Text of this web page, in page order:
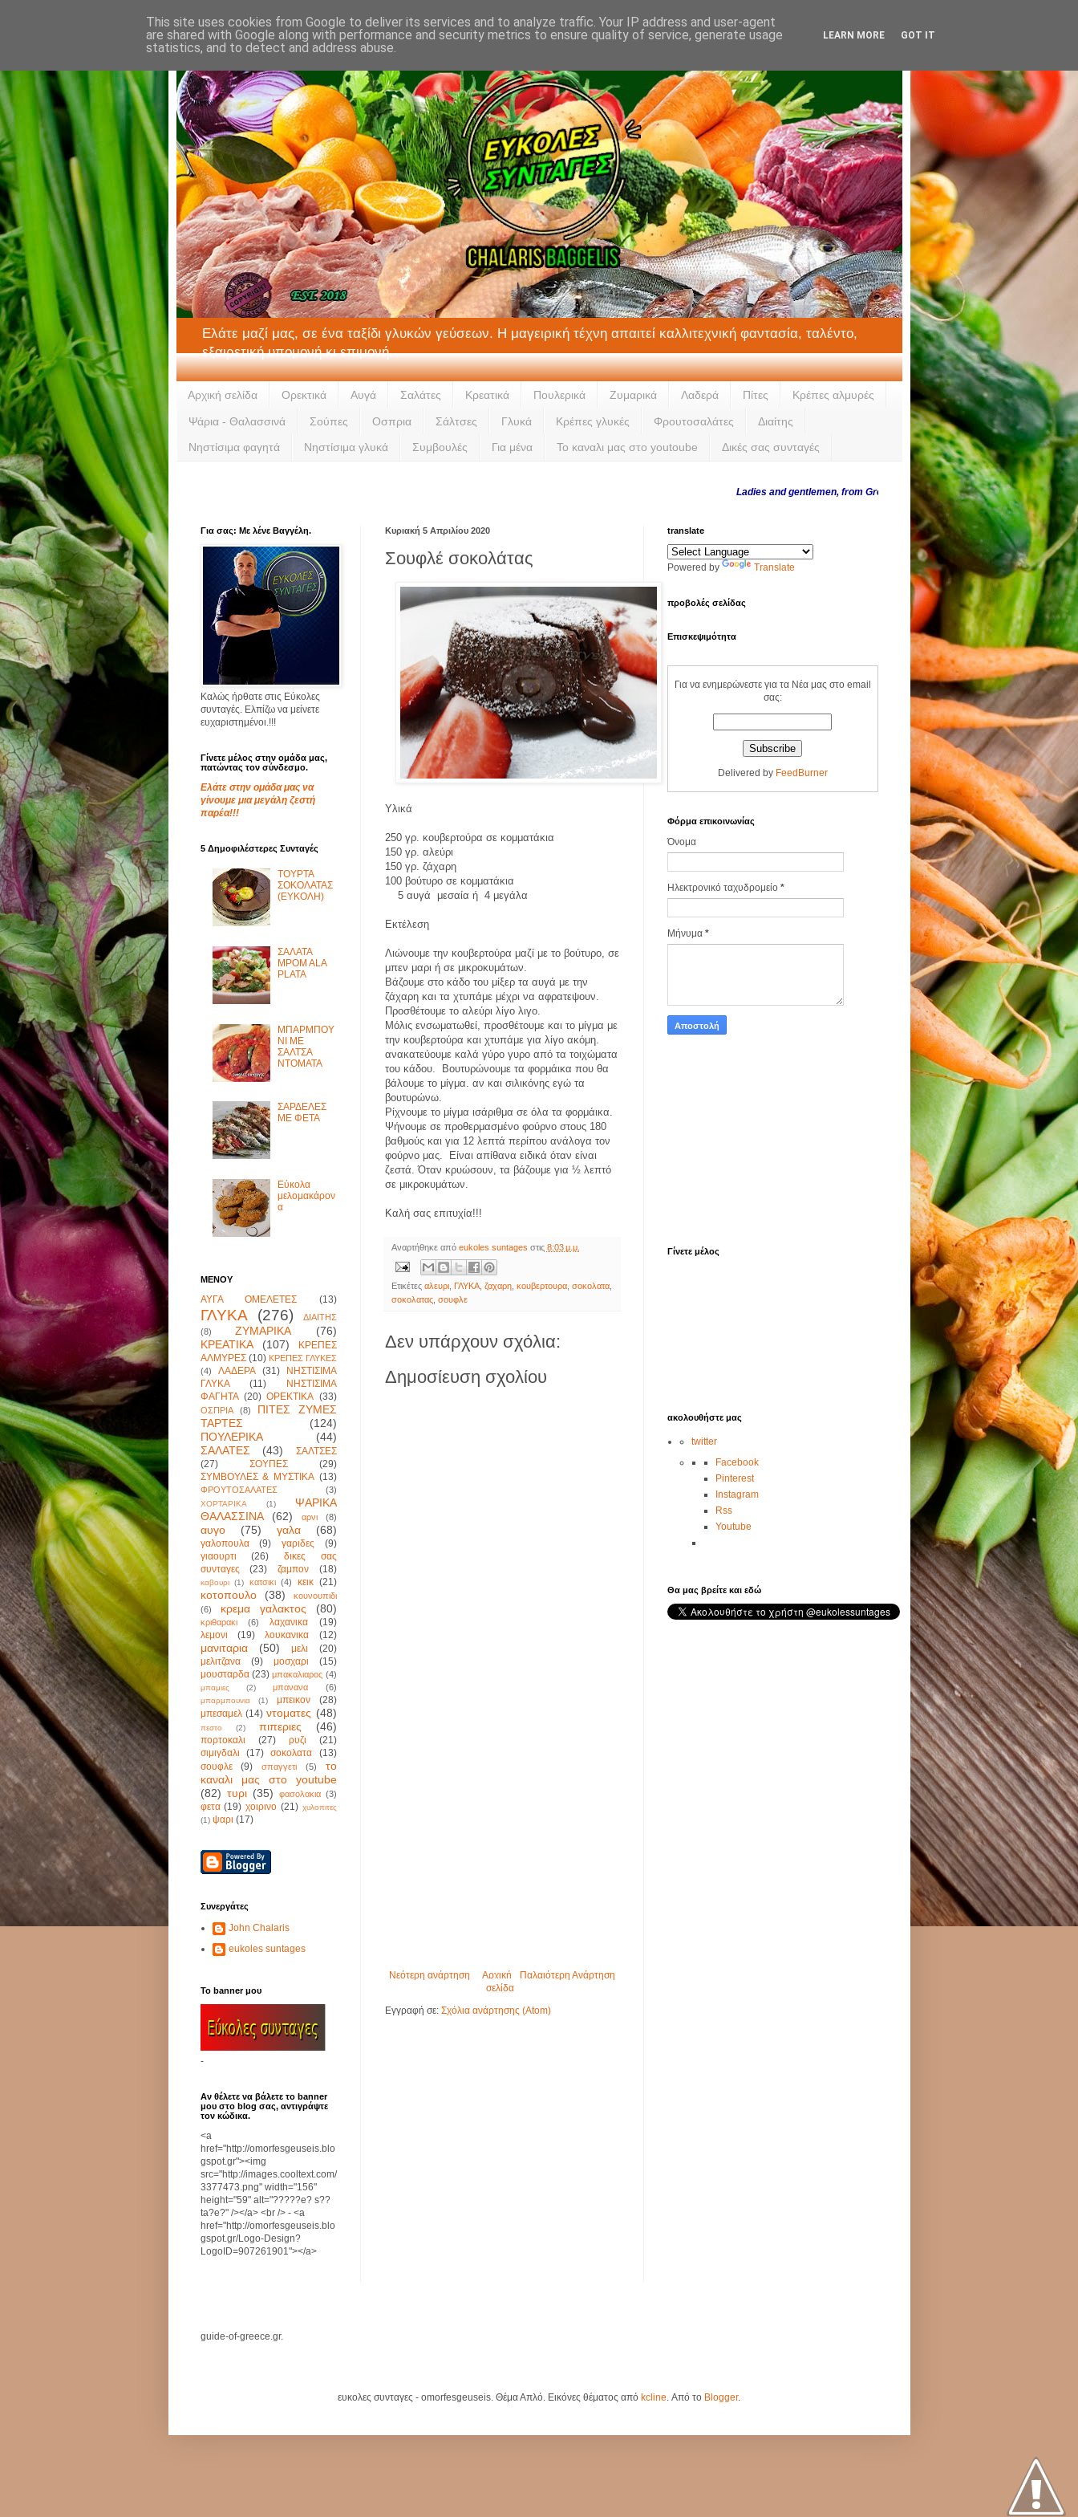
Ελάτε μαζί μας, σε ένα ταξίδι γλυκών γεύσεων. Η μαγειρική τέχνη απαιτεί καλλιτεχνική φαντασία, ταλέντο,
εξαιρετική υπομονή κι επιμονή.
Αρχική σελίδα Ορεκτικά Αυγά Σαλάτες Κρεατικά Πουλερικά Ζυμαρικά Λαδερά Πίτες Κρέπες αλμυρές
Ψάρια - Θαλασσινά Σούπες Οσπρια Σάλτσες Γλυκά Κρέπες γλυκές Φρουτοσαλάτες Διαίτης
Νηστίσιμα φαγητά Νηστίσιμα γλυκά Συμβουλές Για μένα Το καναλι μας στο youtoube Δικές σας συνταγές
Ladies and gentlemen, from Greece and abroad, thank you for visiting us every day
Κυριακή 5 Απριλίου 2020
Σουφλέ σοκολάτας
Υλικά
250 γρ. κουβερτούρα σε κομματάκια
150 γρ. αλεύρι
150 γρ. ζάχαρη
100 βούτυρο σε κομματάκια
5 αυγά
μεσαία ή 4 μεγάλα
Εκτέλεση
Λιώνουμε την κουβερτούρα μαζί με το βούτυρο, σε
μπεν μαρι ή σε μικροκυμάτων.
Βάζουμε στο κάδο του μίξερ τα αυγά με την
ζάχαρη και τα χτυπάμε μέχρι να αφρατεψουν.
Προσθέτουμε το αλεύρι λίγο λιγο.
Μόλις ενσωματωθεί, προσθέτουμε και το μίγμα με
την κουβερτούρα και χτυπάμε για λίγο ακόμη.
ανακατεύουμε καλά γύρο γυρο από τα τοιχώματα
του κάδου.
Βουτυρώνουμε τα φορμάικα που θα
βάλουμε το μίγμα. αν και σιλικόνης εγώ τα
βουτυρώνω.
Ρίχνουμε το μίγμα ισάριθμα σε όλα τα φορμάικα.
Ψήνουμε σε προθερμασμένο φούρνο στους 180
βαθμούς και για 12 λεπτά περίπου ανάλογα τον
φούρνο μας.
Είναι απίθανα ειδικά όταν είναι
ζεστά. Όταν κρυώσουν, τα βάζουμε για ½ λεπτό
σε μικροκυμάτων.
Καλή σας επιτυχία!!!
Αναρτήθηκε από eukoles suntages στις 8:03 μ.μ.
Ετικέτες αλευρι, ΓΛΥΚΑ, ζαχαρη, κουβερτουρα, σοκολατα,
σοκολατας, σουφλε
Δεν υπάρχουν σχόλια:
Δημοσίευση σχολίου
Νεότερη ανάρτηση Παλαιότερη Ανάρτηση
Αρχική
σελίδα
Εγγραφή σε: Σχόλια ανάρτησης (Atom)
Για σας: Με λένε Βαγγέλη.
Καλώς ήρθατε στις Εύκολες
συνταγές. Ελπίζω να μείνετε
ευχαριστημένοι.!!!
Γίνετε μέλος στην ομάδα μας,
πατώντας τον σύνδεσμο.
Ελάτε στην ομάδα μας να
γίνουμε μια μεγάλη ζεστή
παρέα!!!
5 Δημοφιλέστερες Συνταγές
ΤΟΥΡΤΑ
ΣΟΚΟΛΑΤΑΣ
(ΕΥΚΟΛΗ)
ΣΑΛΑΤΑ
MPOM ALA
PLATA
ΜΠΑΡΜΠΟΥ
ΝΙ ΜΕ
ΣΑΛΤΣΑ
ΝΤΟΜΑΤΑ
ΣΑΡΔΕΛΕΣ
ΜΕ ΦΕΤΑ
Εύκολα
μελομακάρον
α
ΜΕΝΟΥ
ΑΥΓΑ ΟΜΕΛΕΤΕΣ (13)
ΓΛΥΚΑ (276)
ΔΙΑΙΤΗΣ
(8)
ΖΥΜΑΡΙΚΑ
(76)
ΚΡΕΑΤΙΚΑ
(107)
ΚΡΕΠΕΣ
ΑΛΜΥΡΕΣ (10) ΚΡΕΠΕΣ ΓΛΥΚΕΣ
(4)
ΛΑΔΕΡΑ (31)
ΝΗΣΤΙΣΙΜΑ
ΓΛΥΚΑ
(11)
ΝΗΣΤΙΣΙΜΑ
ΦΑΓΗΤΑ (20) ΟΡΕΚΤΙΚΑ (33)
ΟΣΠΡΙΑ (8)
ΠΙΤΕΣ ΖΥΜΕΣ
ΤΑΡΤΕΣ
(124)
ΠΟΥΛΕΡΙΚΑ
(44)
ΣΑΛΑΤΕΣ
(43)
ΣΑΛΤΣΕΣ
(27)
ΣΟΥΠΕΣ
(29)
ΣΥΜΒΟΥΛΕΣ & ΜΥΣΤΙΚΑ (13)
ΦΡΟΥΤΟΣΑΛΑΤΕΣ (3)
ΧΟΡΤΑΡΙΚΑ (1)
ΨΑΡΙΚΑ
ΘΑΛΑΣΣΙΝΑ
(62) αρνι (8)
αυγο (75) γαλα (68)
γαλοπουλα (9) γαριδες
(9)
γιαουρτι
(26)
δικες σας
συνταγες
(23) ζαμπον (18)
καβουρι (1) κατσικι (4) κεικ (21)
κοτοπουλο (38)
κουνουπιδι
(6)
κρεμα γαλακτος (80)
κριθαρακι (6) λαχανικα
(19)
λεμονι
(19) λουκανικα (12)
μανιταρια (50) μελι
(20)
μελιτζανα
(9) μοσχαρι
(15)
μουσταρδα (23) μπακαλιαρος (4)
μπαμιες (2) μπανανα (6)
μπαρμπουνια (1) μπεικον
(28)
μπεσαμελ (14) ντοματες (48)
πεστο (2) πιπεριες (46)
πορτοκαλι (27) ρυζι
(21)
σιμιγδαλι
(17) σοκολατα
(13)
σουφλε
(9) σπαγγετι (5)
το
καναλι μας στο youtube
(82) τυρι (35) φασολακια (3)
φετα (19) χοιρινο (21) χυλοπιτες
(1) ψαρι (17)
Συνεργάτες
John Chalaris
eukoles suntages
Το banner μου
-
Αν θέλετε να βάλετε το banner
μου στο blog σας, αντιγράψτε
τον κώδικα.
<a
href="http://omorfesgeuseis.blo
gspot.gr"><img
src="http://images.cooltext.com/
3377473.png" width="156"
height="59" alt="?????e? s??
ta?e?" /></a> <br /> - <a
href="http://omorfesgeuseis.blo
gspot.gr/Logo-Design?
LogoID=907261901"></a>
translate
Powered by Translate
προβολές σελίδας
Επισκεψιμότητα
Για να ενημερώνεστε για τα Νέα μας στο email
σας:
Delivered by FeedBurner
Φόρμα επικοινωνίας
Όνομα
Ηλεκτρονικό ταχυδρομείο *
Μήνυμα *
Γίνετε μέλος
ακολουθήστε μας
twitter
Facebook
Pinterest
Instagram
Rss
Youtube
Θα μας βρείτε και εδώ
guide-of-greece.gr.
ευκολες συνταγες - omorfesgeuseis. Θέμα Απλό. Εικόνες θέματος από kcline . Από το Blogger.
This site uses cookies from Google to deliver its services and to analyze traffic. Your IP address and user-agent
are shared with Google along with performance and security metrics to ensure quality of service, generate usage
statistics, and to detect and address abuse.
LEARN MORE GOT IT